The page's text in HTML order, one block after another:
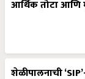
आर्थिक तोटा आणि
शेळीपालनाची